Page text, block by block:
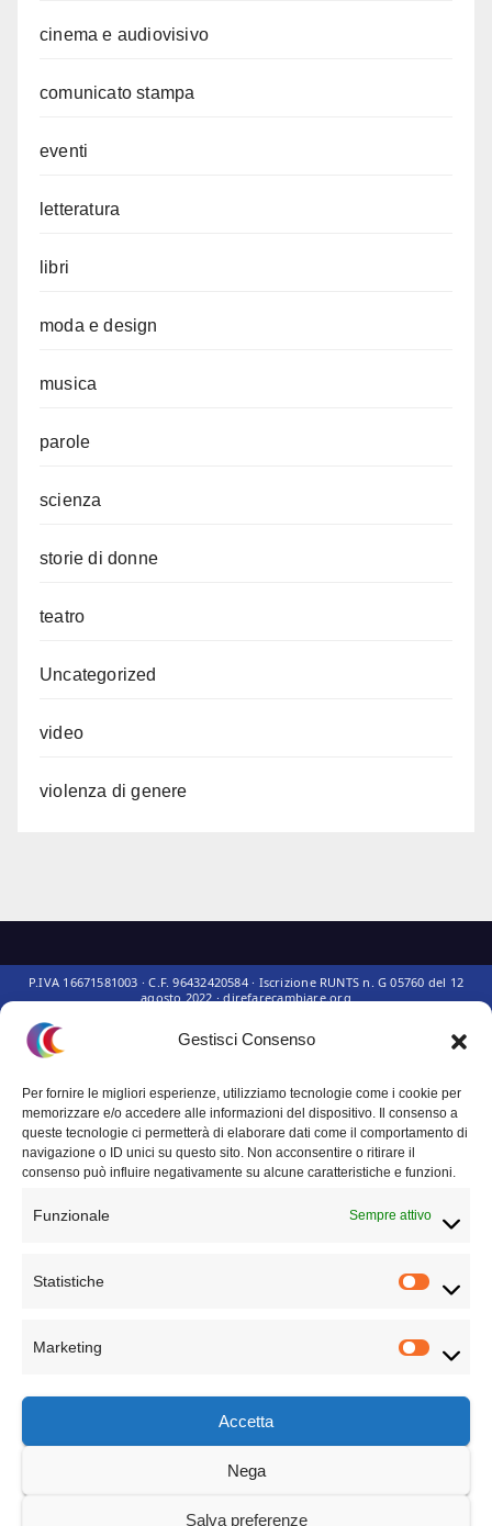
Gestisci Consenso
Per fornire le migliori esperienze, utilizziamo tecnologie come i cookie per
memorizzare e/o accedere alle informazioni del dispositivo. Il consenso a
queste tecnologie ci permetterà di elaborare dati come il comportamento di
navigazione o ID unici su questo sito. Non acconsentire o ritirare il
consenso può influire negativamente su alcune caratteristiche e funzioni.
Funzionale Sempre attivo
Statistiche
Marketing
Accetta
Nega
Salva preferenze
cinema e audiovisivo
comunicato stampa
eventi
letteratura
libri
moda e design
musica
parole
scienza
storie di donne
teatro
Uncategorized
video
violenza di genere
Questo sito non rappresenta unatestata giornalisticain quanto viene
aggiornato senza alcuna periodicità. Non può pertanto considerarsi un
prodotto editoriale ai sensi della legge n° 62 del 7.03.2001.
Cambiamo Cultura